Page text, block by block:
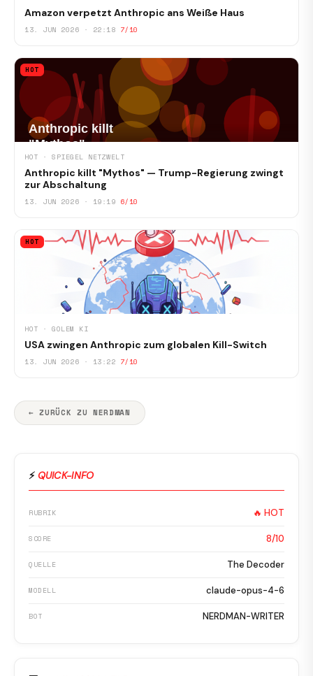
Amazon verpetzt Anthropic ans Weiße Haus
13. JUN 2026 · 22:18 7/10
HOT
HOT · SPIEGEL NETZWELT
Anthropic killt "Mythos" — Trump-Regierung zwingt
zur Abschaltung
13. JUN 2026 · 19:19 6/10
HOT
HOT · GOLEM KI
USA zwingen Anthropic zum globalen Kill-Switch
13. JUN 2026 · 13:22 7/10
← ZURÜCK ZU NERDMAN
⚡ QUICK-INFO
RUBRIK 🔥 HOT
SCORE 8/10
QUELLE The Decoder
MODELL claude-opus-4-6
BOT NERDMAN-WRITER